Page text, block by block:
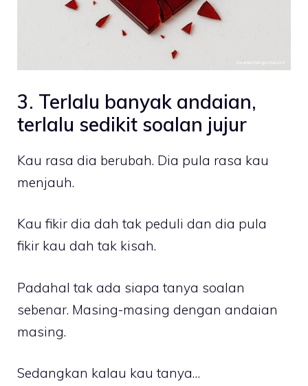
3. Terlalu banyak andaian,
terlalu sedikit soalan jujur
Kau rasa dia berubah. Dia pula rasa kau
menjauh.
Kau fikir dia dah tak peduli dan dia pula
fikir kau dah tak kisah.
Padahal tak ada siapa tanya soalan
sebenar. Masing-masing dengan andaian
masing.
Sedangkan kalau kau tanya…